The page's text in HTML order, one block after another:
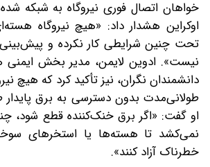
خواهان اتصال فوری نیروگاه به شبکه
اوکراین هشدار داد: «هیچ نیروگاه
تحت چنین شرایطی کار نکرده و
نیست». ادوین لایمن، مدیر بخش ایمنی
دانشمندان نگران، نیز تأکید کرد که هیچ
طولانی‌مدت بدون دسترسی به برق
او گفت: «اگر برق خنک‌کننده قطع شود،
نمی‌کشد تا هسته‌ها یا استخرهای
خطرناک آزاد کنند».